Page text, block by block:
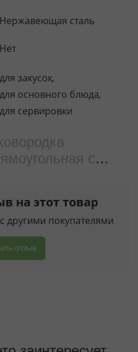
Нержавеющая сталь
Нет
для закусок,
для основного блюда,
для сервировки
с
на этот товар
другими покупателями
отзыв